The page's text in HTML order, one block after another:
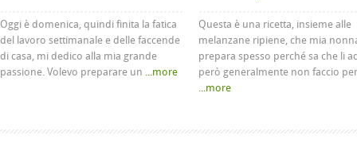
Oggi è domenica, quindi finita la fatica
del lavoro settimanale e delle faccende
di casa, mi dedico alla mia grande
passione. Volevo preparare un ...more
Questa è una ricetta, insieme alle
melanzane ripiene, che mia
prepara spesso perché sa che li
però generalmente non faccio
...more